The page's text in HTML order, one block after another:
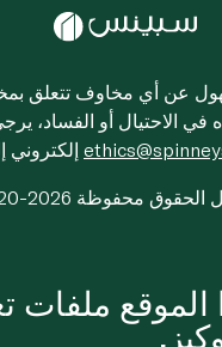
عن أي مخاوف تتعلق
في الاحتيال أو الفساد،
كل الحقوق محفوظة
ملفات